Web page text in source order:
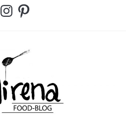
InstagramPinterest